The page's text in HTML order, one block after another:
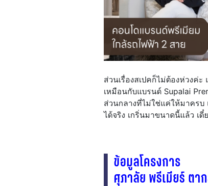
ส่วนเรื่องสเปคก็ไม่ต้องห่วงค่ะ
เหมือนกับแบรนด์ Supalai
ส่วนกลางที่ไม่ใช่แค่ให้มาคร
ได้จริง เกริ่นมาขนาดนี้แล้ว เดี๋
ข้อมูลโครงการ
ศุภาลัย พรีเมียร์ ต